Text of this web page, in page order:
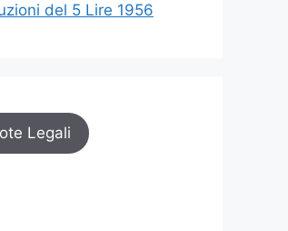
del 5 Lire 1956
Legali